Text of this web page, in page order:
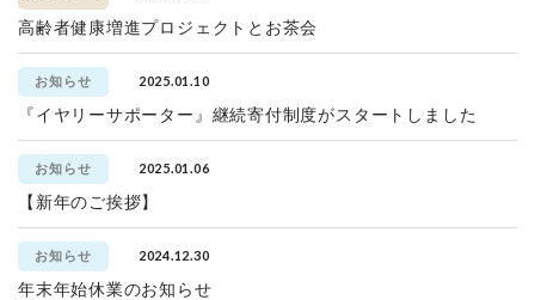
高齢者健康増進プロジェクトとお茶会
お知らせ 2025.01.10
『イヤリーサポーター』継続寄付制度がスタートしました
お知らせ 2025.01.06
【新年のご挨拶】
お知らせ 2024.12.30
年末年始休業のお知らせ